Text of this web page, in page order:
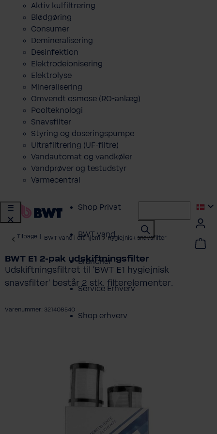
Aktiv kulfiltrering
Blødgøring
Consumer
Demineralisering
Desinfektion
Elektrodeionisering
Elektrolyse
Mineralisering
Omvendt osmose (RO-anlæg)
Poolteknologi
Snavsfilter
Styring og doseringspumpe
Ultrafiltrering (UF-filtre)
Vandautomat og vandkøler
Vandprøver og testudstyr
Varmecentral
Shop Privat
BWT vand
Brancher
Service Erhverv
Shop erhverv
Produktoversigt
Tilbage BWT vand i dit hjem Hygiejnisk snavsfilter
BWT E1 2-pak udskiftningsfilter
Udskiftningsfiltret til 'BWT E1 hygiejnisk
snavsfilter' består 2 stk. filterelementer.
Varenummer: 321408540